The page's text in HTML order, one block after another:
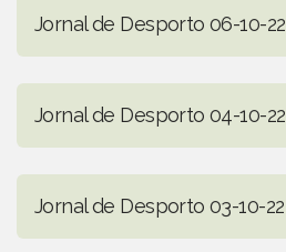
Jornal de Desporto 06-10-22
Jornal de Desporto 04-10-22
Jornal de Desporto 03-10-22